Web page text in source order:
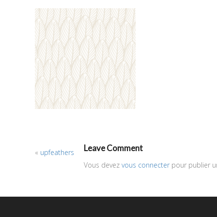
« upfeathers Leave Comment
Vous devez vous connecter pour publier